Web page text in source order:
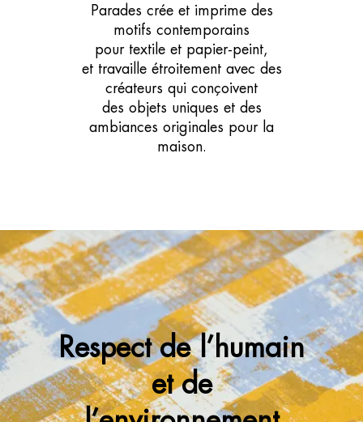
Parades crée et imprime des
motifs contemporains
pour textile et papier-peint,
et travaille étroitement avec des
créateurs qui conçoivent
des objets uniques et des
ambiances originales pour la
maison.
Respect de l’humain
et de